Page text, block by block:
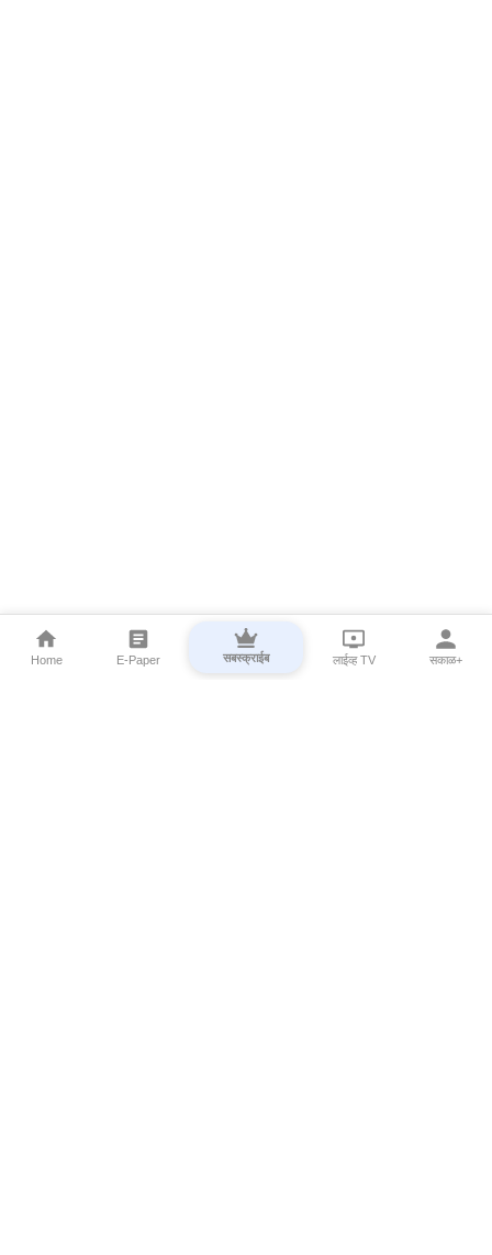
Home E-Paper सबस्क्राईब लाईव्ह TV सकाळ+